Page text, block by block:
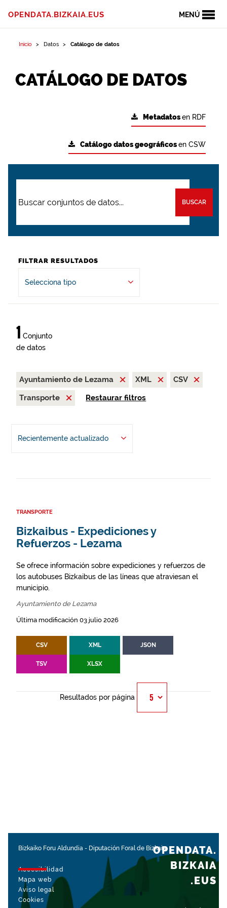
MENÚ
OPENDATA.BIZKAIA.EUS
Inicio Datos Catálogo de datos
CATÁLOGO DE DATOS
Metadatosen RDF
Catálogo datos geográficosen CSW
BUSCAR
FILTRAR RESULTADOS
Selecciona tipo
1 Conjunto
de datos
Ayuntamiento de Lezama XML
CSV
Transporte
Restaurar filtros
Recientemente actualizado
TRANSPORTE
Bizkaibus - Expediciones y
Refuerzos - Lezama
Se ofrece información sobre expediciones y refuerzos de
los autobuses Bizkaibus de las líneas que atraviesan el
municipio.
Ayuntamiento de Lezama
Última modificación 03 julio 2026
CSV XML JSON
TSV XLSX
Resultados por página
Bizkaiko Foru Aldundia - Diputación Foral de Bizkaia
Accesibilidad
Mapa web
Aviso legal
Cookies
OPENDATA.
BIZKAIA
.EUS